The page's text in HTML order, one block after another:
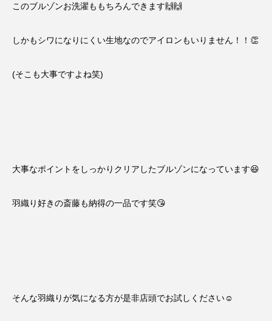
このブルゾンお洗濯ももちろんできます🙌🙌
しかもシワになりにくい生地なのでアイロンもいりません！！👏
(そこも大事ですよね笑)
大事なポイントをしっかりクリアしたブルゾンになっています😆
羽織り好きの斎藤も納得の一品です笑😘
そんな羽織りが気になる方が是非店頭でお試しください☺️